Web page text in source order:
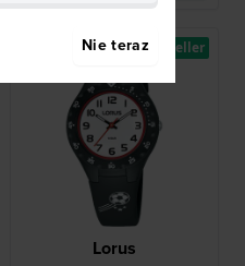
Lorus
Bestseller
Nie teraz